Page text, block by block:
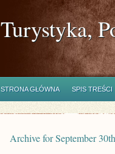
Turystyka,
STRONA GŁÓWNA SPIS TREŚCI
Archive for September